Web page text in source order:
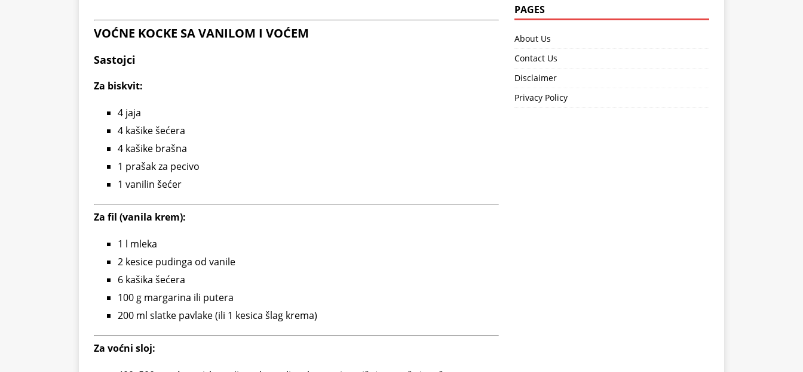
VOĆNE KOCKE SA VANILOM I VOĆEM
Sastojci
Za biskvit:
4 jaja
4 kašike šećera
4 kašike brašna
1 prašak za pecivo
1 vanilin šećer
Za fil (vanila krem):
1 l mleka
2 kesice pudinga od vanile
6 kašika šećera
100 g margarina ili putera
200 ml slatke pavlake (ili 1 kesica šlag krema)
Za voćni sloj:
PAGES
About Us
Contact Us
Disclaimer
Privacy Policy